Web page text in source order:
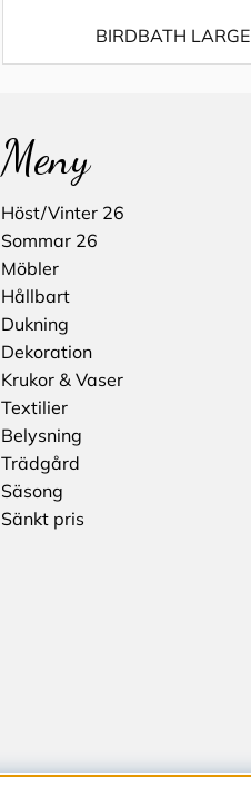
BIRDBATH LARGE
Meny
Höst/Vinter 26
Sommar 26
Möbler
Hållbart
Dukning
Dekoration
Krukor & Vaser
Textilier
Belysning
Trädgård
Säsong
Sänkt pris